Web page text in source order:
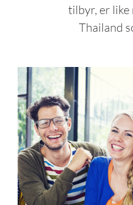
tilbyr, er like
Thailand